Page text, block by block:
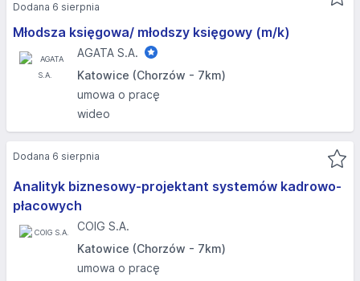
Młodsza księgowa/ młodszy księgowy (m/k)
AGATA S.A.
Katowice (Chorzów - 7km)
umowa o pracę
wideo
Dodana 6 sierpnia
Analityk biznesowy-projektant systemów kadrowo-
płacowych
COIG S.A.
Katowice (Chorzów - 7km)
umowa o pracę
Dodana 6 sierpnia